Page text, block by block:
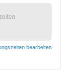
bearbeiten